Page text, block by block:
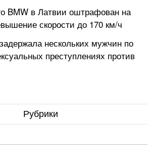
BMW в Латвии оштрафован на
скорости до 170 км/ч
нескольких мужчин по
преступлениях против
Рубрики